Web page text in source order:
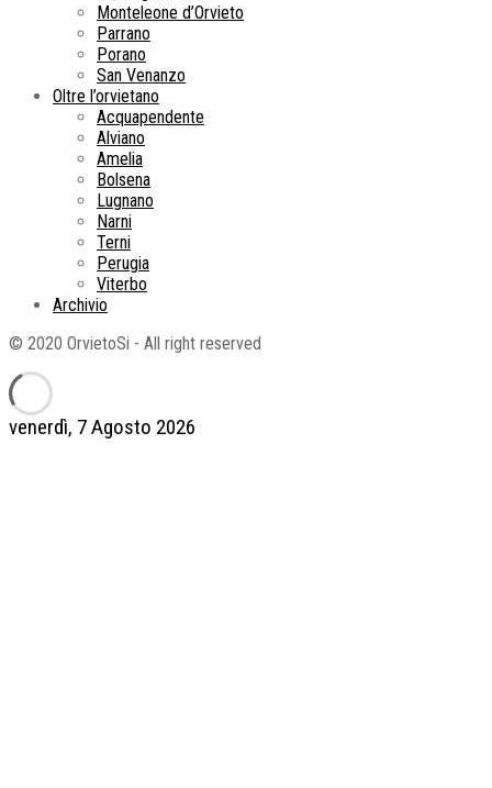
venerdì, 7 Agosto 2026
Monteleone d’Orvieto
Parrano
Porano
San Venanzo
Oltre l’orvietano
Acquapendente
Alviano
Amelia
Bolsena
Lugnano
Narni
Terni
Perugia
Viterbo
Archivio
© 2020 OrvietoSi - All right reserved